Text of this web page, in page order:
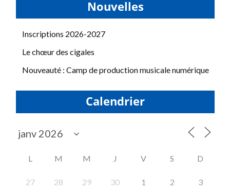
Nouvelles
Inscriptions 2026-2027
Le chœur des cigales
Nouveauté : Camp de production musicale numérique
Calendrier
L M M J V S D
27 28 29 30 1 2 3